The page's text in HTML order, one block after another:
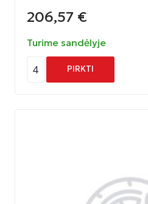
206,57 €
Turime sandėlyje
4 PIRKTI